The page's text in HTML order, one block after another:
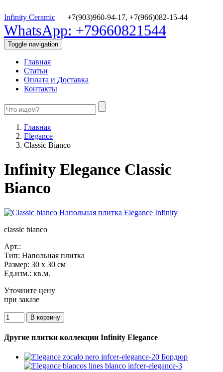
Infinity Ceramic +7(903)960-94-17, +7(966)082-15-44
WhatsApp: +79660821544
Toggle navigation
Главная
Статьи
Оплата и Доставка
Контакты
Главная
Elegance
Classic Bianco
Infinity Elegance Classic
Bianco
classic bianco
Арт.:
Тип: Напольная плитка
Размер: 30 x 30 см
Ед.изм.: кв.м.
Уточните цену
при заказе
Другие плитки коллекции Infinity Elegance